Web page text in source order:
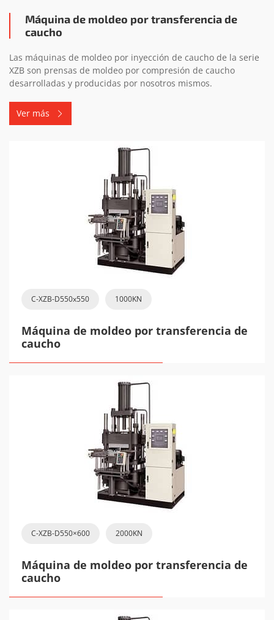
Máquina de moldeo por transferencia de
caucho
Las máquinas de moldeo por inyección de caucho de la serie
XZB son prensas de moldeo por compresión de caucho
desarrolladas y producidas por nosotros mismos.
Ver más
C-XZB-D550x550 1000KN
Máquina de moldeo por transferencia de
caucho
C-XZB-D550×600 2000KN
Máquina de moldeo por transferencia de
caucho